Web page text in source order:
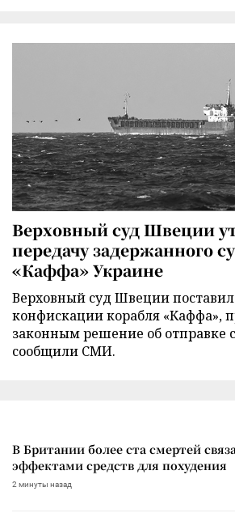
Верховный суд Швеции
передачу задержанного
«Каффа» Украине
Верховный суд Швеции поставил
конфискации корабля «Каффа»,
законным решение об отправке
сообщили СМИ.
В Британии более ста смертей
эффектами средств для похудения
2 минуты назад